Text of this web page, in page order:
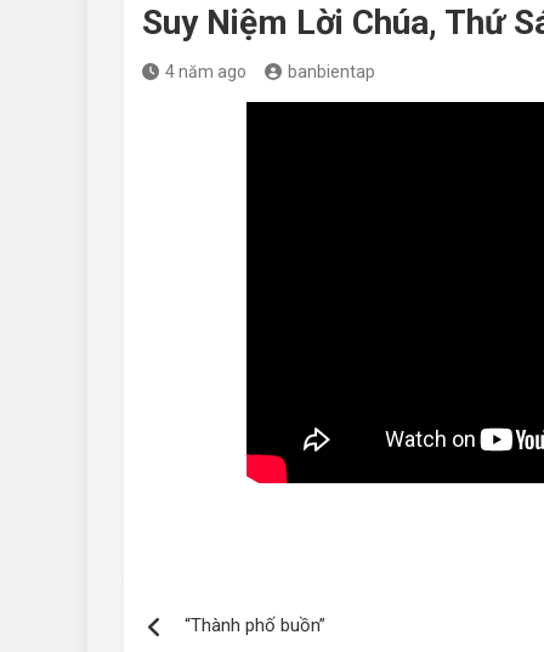
Suy Niệm Lời Chúa, Thứ
4 năm ago banbientap
“Thành phố buồn”